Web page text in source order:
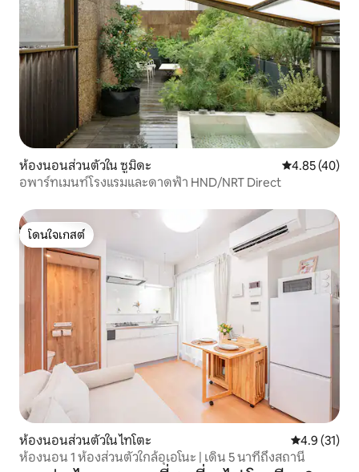
ห้องนอนส่วนตัวใน ซูมิดะ คะแนนเฉลี่ย
4.85 (40)
อพาร์ทเมนท์โรงแรมและดาดฟ้า HND/NRT Direct
โดนใจเกสต์
โดนใจเกสต์
ห้องนอนส่วนตัวใน ไทโตะ คะแนนเฉลี่ย
4.9 (31)
ห้องนอน 1 ห้องส่วนตัวใกล้อุเอโนะ | เดิน 5 นาทีถึงสถานี